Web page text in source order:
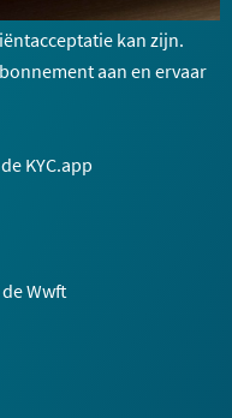
kan zijn.
aan en ervaar
KYC.app
Wwft